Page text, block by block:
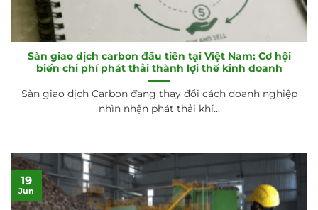
Sàn giao dịch carbon đầu tiên tại Việt Nam: Cơ hội
biến chi phí phát thải thành lợi thế kinh doanh
Sàn giao dịch Carbon đang thay đổi cách doanh nghiệp
nhìn nhận phát thải khí...
19
Jun